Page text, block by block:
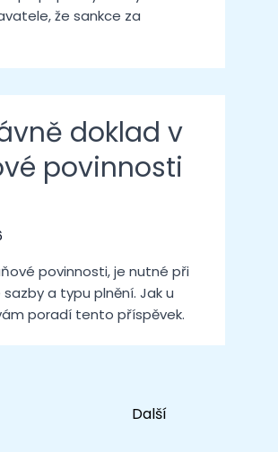
že sankce za
doklad v
povinnosti
povinnosti, je nutné při
a typu plnění. Jak u
poradí tento příspěvek.
Next